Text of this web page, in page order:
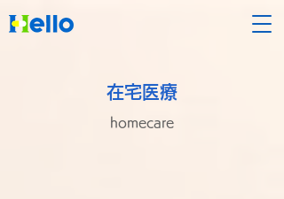
在宅医療
homecare